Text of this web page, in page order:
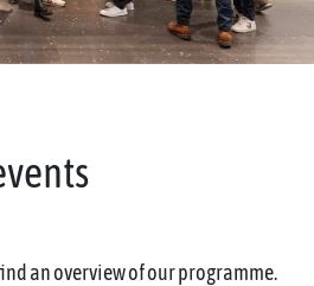
an overview of our programme.